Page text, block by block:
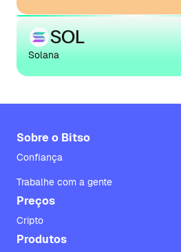
SOL
Solana
Sobre o Bitso
Confiança
Trabalhe com a gente
Preços
Cripto
Produtos